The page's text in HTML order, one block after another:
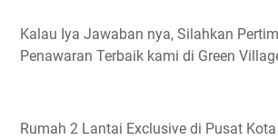
Kalau Iya Jawaban nya, Silahkan
Penawaran Terbaik kami di Green
Rumah 2 Lantai Exclusive di Pusat